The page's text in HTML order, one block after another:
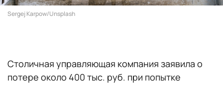
Sergej Karpow/Unsplash
Столичная управляющая компания заявила о
потере около 400 тыс. руб. при попытке